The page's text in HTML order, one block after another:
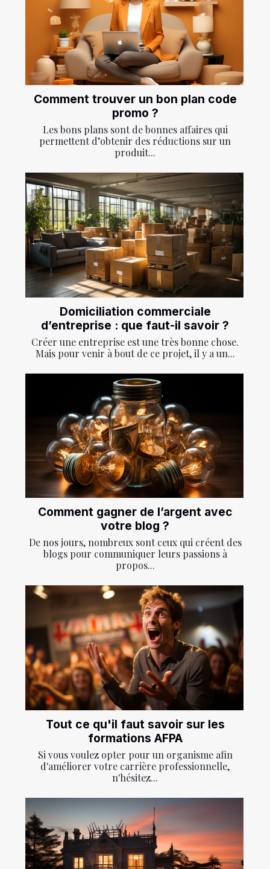
Comment trouver un bon plan code
promo ?
Les bons plans sont de bonnes affaires qui
permettent d’obtenir des réductions sur un
produit...
Domiciliation commerciale
d’entreprise : que faut-il savoir ?
Créer une entreprise est une très bonne chose.
Mais pour venir à bout de ce projet, il y a un...
Comment gagner de l’argent avec
votre blog ?
De nos jours, nombreux sont ceux qui créent des
blogs pour communiquer leurs passions à
propos...
Tout ce qu'il faut savoir sur les
formations AFPA
Si vous voulez opter pour un organisme afin
d'améliorer votre carrière professionnelle,
n'hésitez...